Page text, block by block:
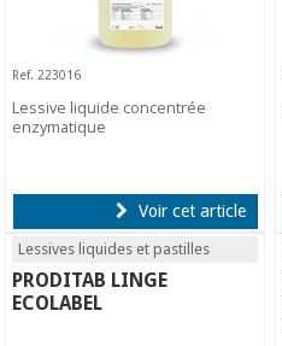
Ref. 223016
Lessive liquide concentrée
enzymatique
Voir cet article
Lessives liquides et pastilles
PRODITAB LINGE
ECOLABEL